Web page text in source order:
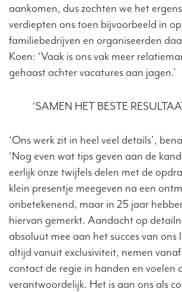
aankomen, dus zochten we het
verdiepten ons toen bijvoorbeeld in
familiebedrijven en organiseerden
Koen: ‘Vaak is ons vak meer
gehaast achter vacatures aan jagen.’
‘SAMEN HET BESTE
‘Ons werk zit in heel veel details’,
‘Nog even wat tips geven aan de
eerlijk onze twijfels delen met de
klein presentje meegeven na een
onbetekenend, maar in 25 jaar
hiervan gemerkt. Aandacht op
absoluut mee aan het succes van ons
altijd vanuit exclusiviteit, nemen
contact de regie in handen en voelen
verantwoordelijk. Het is aan ons als